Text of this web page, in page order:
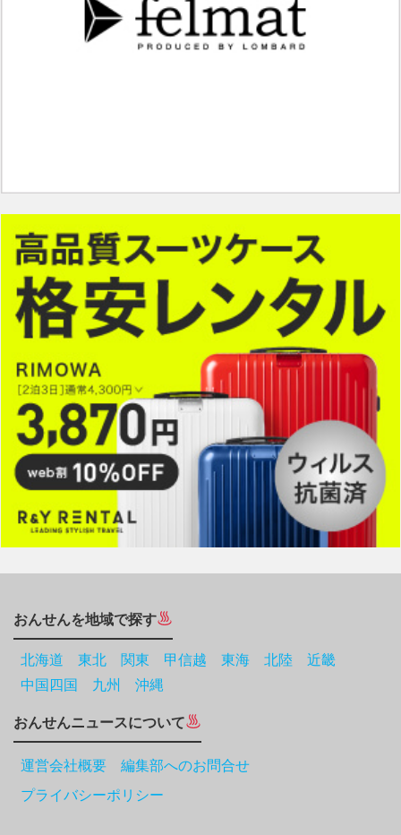
おんせんを地域で探す
北海道 東北 関東 甲信越 東海 北陸
近畿
中国四国
九州 沖縄
おんせんニュースについて
運営会社概要 編集部へのお問合せ
プライバシーポリシー